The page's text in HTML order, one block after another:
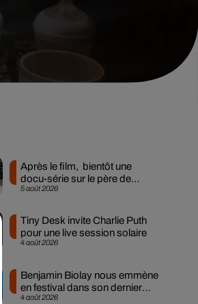
5 août 2026
Après le film, bientôt une
docu-série sur le père de
Michael Jackson
4 août 2026
Tiny Desk invite Charlie Puth
pour une live session solaire
4 août 2026
Benjamin Biolay nous emmène
en festival dans son dernier
clip